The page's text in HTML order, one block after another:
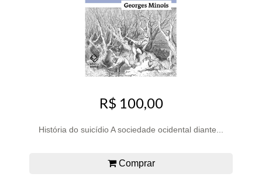
R$ 100,00
História do suicídio A sociedade ocidental diante...
Comprar